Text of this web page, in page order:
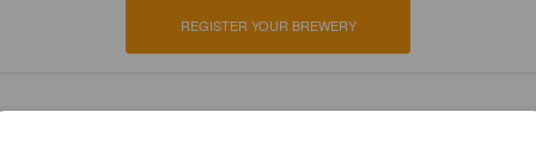
REGISTER YOUR BREWERY